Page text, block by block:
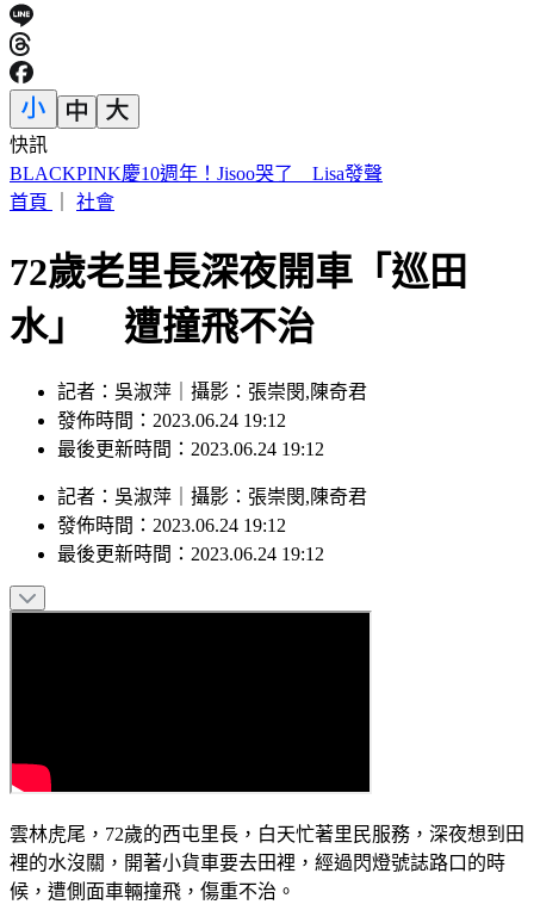
快訊
白海豚颱風假宣布了！連江縣9日停班停課 新竹縣8校停課
首頁
社會
72歲老里長深夜開車「巡田
水」 遭撞飛不治
記者：吳淑萍｜攝影：張崇閔,陳奇君
發佈時間：2023.06.24 19:12
最後更新時間：2023.06.24 19:12
記者 ： 吳淑萍 攝影 ： 張崇閔,陳奇君
發佈時間： 2023.06.24 19:12
最後更新時間： 2023.06.24 19:12
雲林虎尾，72歲的西屯里長，白天忙著里民服務，深夜想到田
裡的水沒關，開著小貨車要去田裡，經過閃燈號誌路口的時
候，遭側面車輛撞飛，傷重不治。